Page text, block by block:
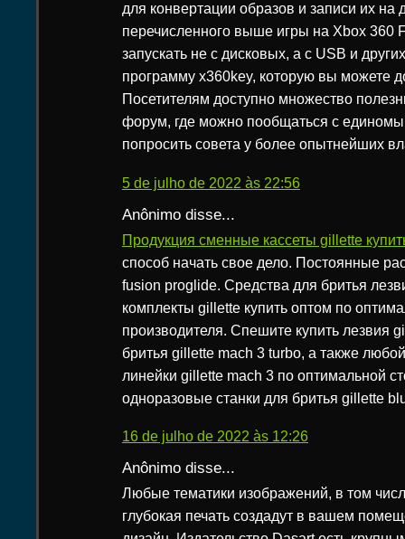
для конвертации образов и записи их на
перечисленного выше игры на Xbox 360
запускать не с дисковых, а с USB и
программу x360key, которую вы можете
Посетителям доступно множество
форум, где можно пообщаться с
попросить совета у более опытнейших
5 de julho de 2022 às 22:56
Anônimo disse...
Продукция сменные кассеты gillette
способ начать свое дело. Постоянные
fusion proglide. Средства для бритья
комплекты gillette купить оптом по
производителя. Спешите купить лезвия
бритья gillette mach 3 turbo, а также
линейки gillette mach 3 по оптимальной
одноразовые станки для бритья gillette
16 de julho de 2022 às 12:26
Anônimo disse...
Любые тематики изображений, в том
глубокая печать создадут в вашем